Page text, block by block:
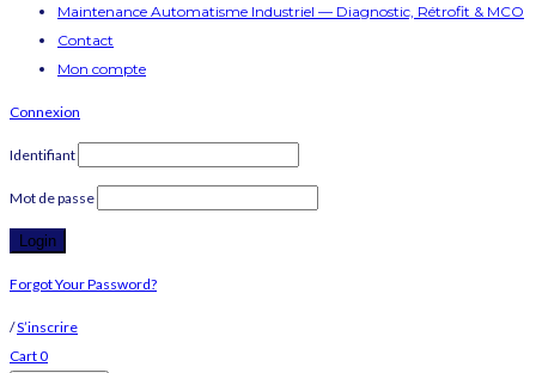
Maintenance Automatisme Industriel — Diagnostic, Rétrofit & MCO
Contact
Mon compte
Connexion
Identifiant
Mot de passe
Forgot Your Password?
/S’inscrire
Cart0